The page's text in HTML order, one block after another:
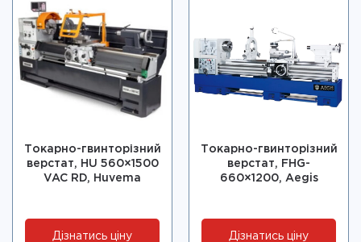
Токарно-гвинторізний
верстат, HU 560×1500
VAC RD, Huvema
Дізнатись ціну
Токарно-гвинторізний
верстат, FHG-
660×1200, Aegis
Дізнатись ціну